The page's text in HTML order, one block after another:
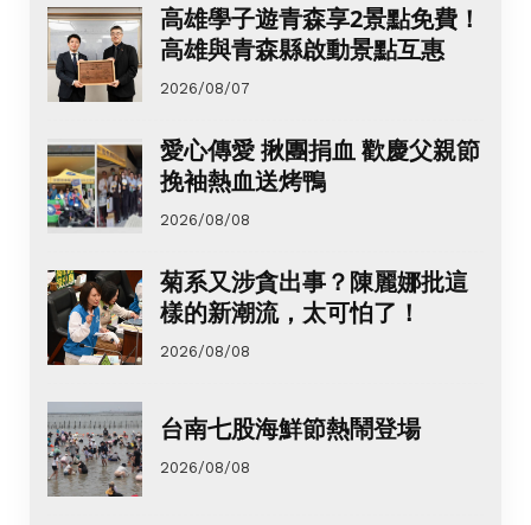
高雄學子遊青森享2景點免費！
高雄與青森縣啟動景點互惠
2026/08/07
愛心傳愛 揪團捐血 歡慶父親節
挽袖熱血送烤鴨
2026/08/08
菊系又涉貪出事？陳麗娜批這
樣的新潮流，太可怕了！
2026/08/08
台南七股海鮮節熱鬧登場
2026/08/08